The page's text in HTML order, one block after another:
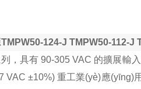
TMPW50-124-J TMPW50-112-J
，具有90-305 VAC 的擴展輸
VAC±10%)重工業(yè)應(yīng)